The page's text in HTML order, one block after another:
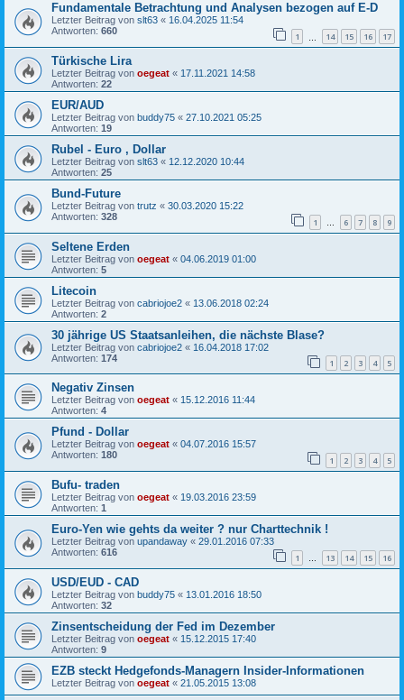
Fundamentale Betrachtung und Analysen bezogen auf E-D
Letzter Beitrag von slt63 « 16.04.2025 11:54
Antworten: 660 1 14 15 16 17
Türkische Lira
Letzter Beitrag von oegeat « 17.11.2021 14:58
Antworten: 22
EUR/AUD
Letzter Beitrag von buddy75 « 27.10.2021 05:25
Antworten: 19
Rubel - Euro , Dollar
Letzter Beitrag von slt63 « 12.12.2020 10:44
Antworten: 25
Bund-Future
Letzter Beitrag von trutz « 30.03.2020 15:22
Antworten: 328 1 … 6 7 8 9
Seltene Erden
Letzter Beitrag von oegeat « 04.06.2019 01:00
Antworten: 5
Litecoin
Letzter Beitrag von cabriojoe2 « 13.06.2018 02:24
Antworten: 2
30 jährige US Staatsanleihen, die nächste Blase?
Letzter Beitrag von cabriojoe2 « 16.04.2018 17:02
Antworten: 174 1 2 3 4 5
Negativ Zinsen
Letzter Beitrag von oegeat « 15.12.2016 11:44
Antworten: 4
Pfund - Dollar
Letzter Beitrag von oegeat « 04.07.2016 15:57
Antworten: 180 1 2 3 4 5
Bufu- traden
Letzter Beitrag von oegeat « 19.03.2016 23:59
Antworten: 1
Euro-Yen wie gehts da weiter ? nur Charttechnik !
Letzter Beitrag von upandaway « 29.01.2016 07:33
Antworten: 616 1 … 13 14 15 16
USD/EUD - CAD
Letzter Beitrag von buddy75 « 13.01.2016 18:50
Antworten: 32
Zinsentscheidung der Fed im Dezember
Letzter Beitrag von oegeat « 15.12.2015 17:40
Antworten: 9
EZB steckt Hedgefonds-Managern Insider-Informationen
Letzter Beitrag von oegeat « 21.05.2015 13:08